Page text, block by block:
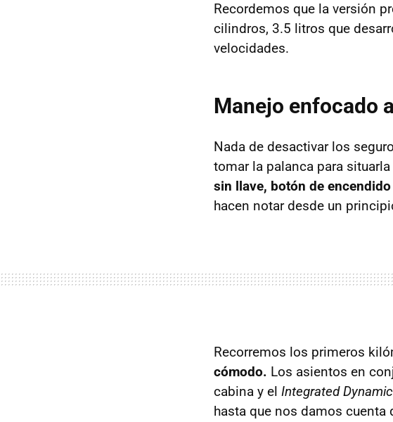
Recordemos que la versión
cilindros, 3.5 litros que
velocidades.
Manejo enfocado
Nada de desactivar los
tomar la palanca para
sin llave, botón de
hacen notar desde un
Recorremos los primeros
cómodo. Los asientos en
cabina y el Integrated
hasta que nos damos